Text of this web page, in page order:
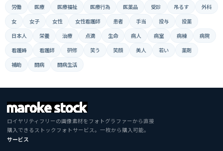
労働
医療 医療福祉 医療行為 医薬品 受診 吊るす
外科
女
女子 女性 女性看護師 患者 手当 投与
投薬
日本人
栄養 治療 点滴 生命 病人 病室 病棟
病院
看護婦
看護師 研修 笑う 笑顔 美人 若い
薬剤
補助
闘病 闘病生活
ロイヤリティフリーの画像素材をフォトグラファーから直接
購入できるストックフォトサービス。一枚から購入可能。
サービス